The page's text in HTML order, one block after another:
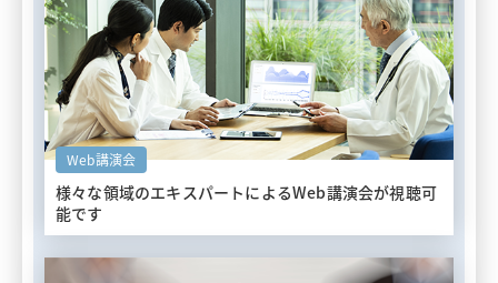
Web講演会
様々な領域のエキスパートによるWeb講演会が視聴可
能です